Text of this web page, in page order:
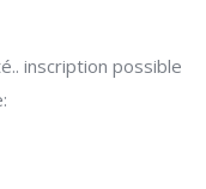
inscription possible